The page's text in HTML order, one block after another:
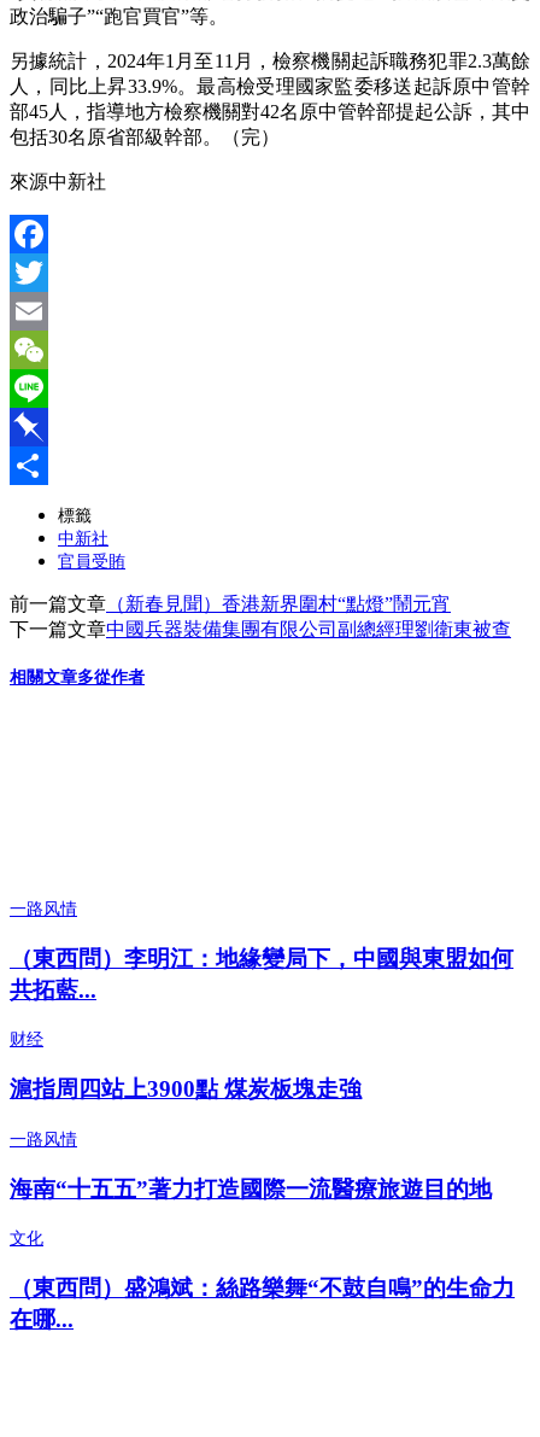
政治騙子”“跑官買官”等。
另據統計，2024年1月至11月，檢察機關起訴職務犯罪2.3萬餘
人，同比上昇33.9%。最高檢受理國家監委移送起訴原中管幹
部45人，指導地方檢察機關對42名原中管幹部提起公訴，其中
包括30名原省部級幹部。（完）
來源中新社
Facebook
Twitter
Email
WeChat
Line
Pinboard
標籤
中新社
官員受賄
前一篇文章 （新春見聞）香港新界圍村“點燈”鬧元宵
下一篇文章中國兵器裝備集團有限公司副總經理劉衛東被查
相關文章多從作者
一路风情
（東西問）李明江：地緣變局下，中國與東盟如何
共拓藍...
财经
滬指周四站上3900點 煤炭板塊走強
一路风情
海南“十五五”著力打造國際一流醫療旅遊目的地
文化
（東西問）盛鴻斌：絲路樂舞“不鼓自鳴”的生命力
在哪...